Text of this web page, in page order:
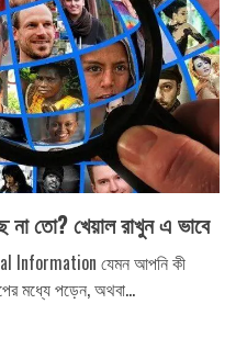
তো? খেয়াল রাখুন এ ভাবে
Information যেমন আপনি কী
মধ্যে পড়েন, অথবা...